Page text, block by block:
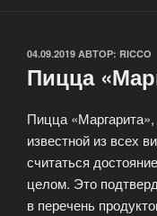
ОПУБЛИКОВАНО
04.09.2019 АВТОР: RICCO
Пицца
Пицца
известной из всех
считаться
целом. Это
в перечень